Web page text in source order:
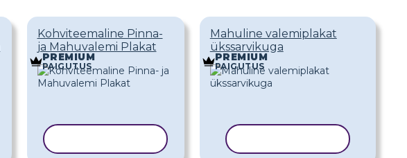
Kohviteemaline Pinna-
ja Mahuvalemi Plakat
PREMIUM
PAIGUTUS
Mahuline valemiplakat
ükssarvikuga
PREMIUM
PAIGUTUS